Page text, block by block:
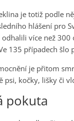
je totiž podle
hlášení pro
více než 300
135 případech šlo
je přitom
psi, kočky, lišky či
pokuta